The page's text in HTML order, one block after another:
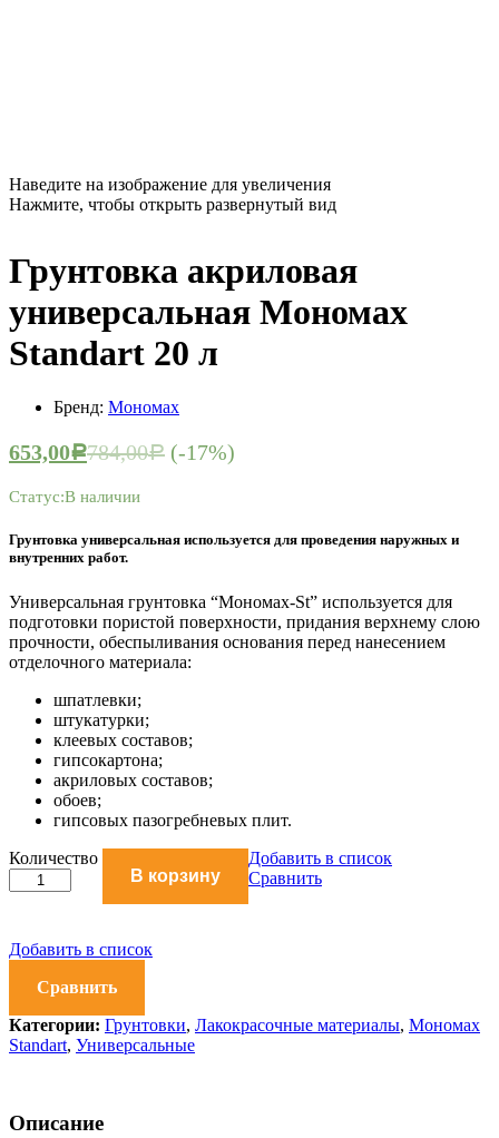
Наведите на изображение для увеличения
Нажмите, чтобы открыть развернутый вид
Грунтовка акриловая
универсальная Мономах
Standart 20 л
Бренд: Мономах
653,00Р784,00Р (-17%)
Статус:В наличии
Грунтовка универсальная используется для проведения наружных и
внутренних работ.
Универсальная грунтовка “Мономах-St” используется для
подготовки пористой поверхности, придания верхнему слою
прочности, обеспыливания основания перед нанесением
отделочного материала:
шпатлевки;
штукатурки;
клеевых составов;
гипсокартона;
акриловых составов;
обоев;
гипсовых пазогребневых плит.
Грунтовка
акриловая
универсальная
20
количество
Количество
В корзину
Добавить в список
Сравнить
Добавить в список
Сравнить
Категории: Грунтовки, Лакокрасочные материалы, Мономах
Standart, Универсальные
Описание